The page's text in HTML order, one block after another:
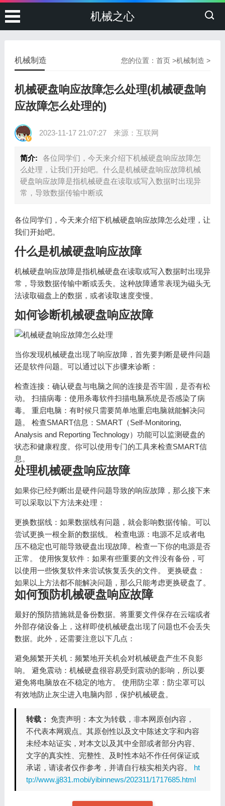
机械之心
您的位置：首页 >机械制造 >
机械制造
机械硬盘响应故障怎么处理(机械硬盘响
应故障怎么处理的)
2023-11-17 21:07:27 来源：互联网
简介:
各位同学们，今天来介绍下机械硬盘响应故障怎
么处理，让我们开始吧。什么是机械硬盘响应故障机械
硬盘响应故障是指机械硬盘在读取或写入数据时出现异
常，导致数据传输中断或
各位同学们，今天来介绍下机械硬盘响应故障怎么处理，让
我们开始吧。
什么是机械硬盘响应故障
机械硬盘响应故障是指机械硬盘在读取或写入数据时出现异
常，导致数据传输中断或丢失。这种故障通常表现为磁头无
法读取磁盘上的数据，或者读取速度变慢。
如何诊断机械硬盘响应故障
当你发现机械硬盘出现了响应故障，首先要判断是硬件问题
还是软件问题。可以通过以下步骤来诊断：
检查连接：确认硬盘与电脑之间的连接是否牢固，是否有松
动。 扫描病毒：使用杀毒软件扫描电脑系统是否感染了病
毒。 重启电脑：有时候只需要简单地重启电脑就能解决问
题。 检查SMART信息：SMART（Self-Monitoring,
Analysis and Reporting Technology）功能可以监测硬盘的
状态和健康程度。你可以使用专门的工具来检查SMART信
息。
处理机械硬盘响应故障
如果你已经判断出是硬件问题导致的响应故障，那么接下来
可以采取以下方法来处理：
更换数据线：如果数据线有问题，就会影响数据传输。可以
尝试更换一根全新的数据线。 检查电源：电源不足或者电
压不稳定也可能导致硬盘出现故障。检查一下你的电源是否
正常。 使用恢复软件：如果有些重要的文件没有备份，可
以使用一些恢复软件来尝试恢复丢失的文件。 更换硬盘：
如果以上方法都不能解决问题，那么只能考虑更换硬盘了。
如何预防机械硬盘响应故障
最好的预防措施就是备份数据。将重要文件保存在云端或者
外部存储设备上，这样即使机械硬盘出现了问题也不会丢失
数据。此外，还需要注意以下几点：
避免频繁开关机：频繁地开关机会对机械硬盘产生不良影
响。 避免震动：机械硬盘很容易受到震动的影响，所以要
避免将电脑放在不稳定的地方。 使用防尘罩：防尘罩可以
有效地防止灰尘进入电脑内部，保护机械硬盘。
转载： 免责声明：本文为转载，非本网原创内容，
不代表本网观点。其原创性以及文中陈述文字和内容
未经本站证实，对本文以及其中全部或者部分内容、
文字的真实性、完整性、及时性本站不作任何保证或
承诺，请读者仅作参考，并请自行核实相关内容。 ht
tp://www.jj831.mobi/yibinnews/202311/1717685.html